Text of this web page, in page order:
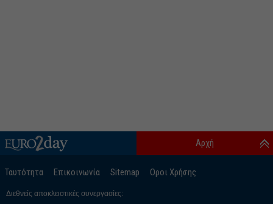
Ταυτότητα Επικοινωνία Sitemap Οροι Χρήσης
Αρχή
Διεθνείς αποκλειστικές συνεργασίες: